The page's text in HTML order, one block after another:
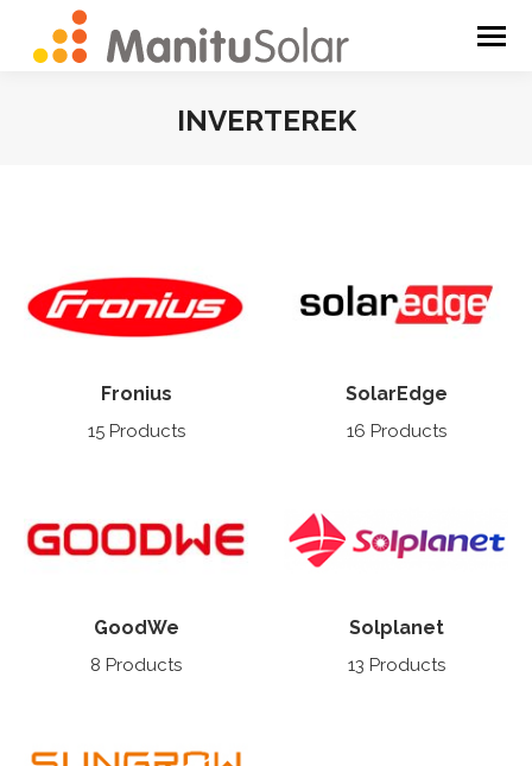
INVERTEREK
Fronius
15 Products
SolarEdge
16 Products
GoodWe
8 Products
Solplanet
13 Products